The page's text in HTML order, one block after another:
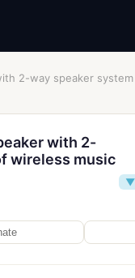
2-way speaker
with 2-
wireless music
▼